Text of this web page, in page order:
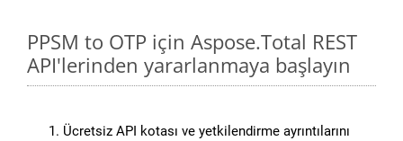
PPSM to OTP için Aspose.Total REST
API'lerinden yararlanmaya başlayın
Ücretsiz API kotası ve yetkilendirme ayrıntılarını